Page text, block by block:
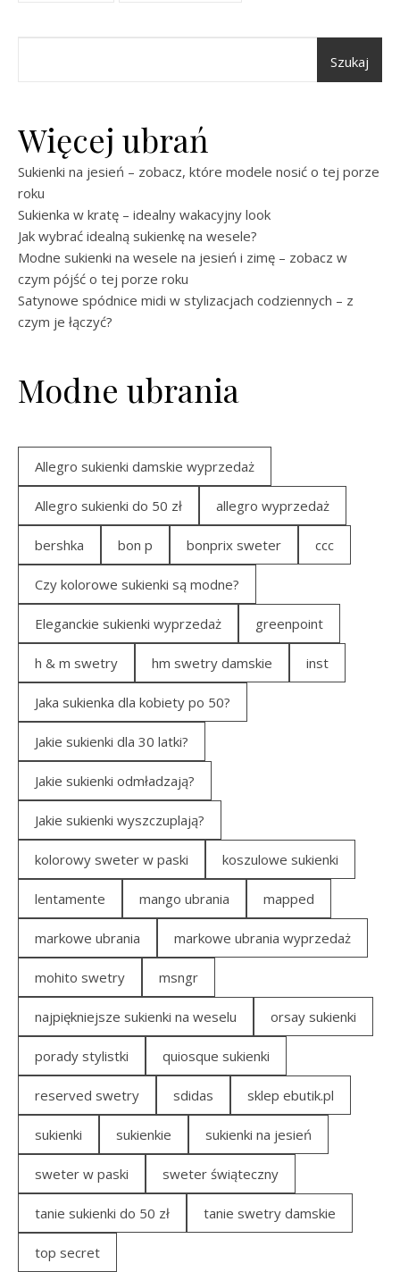
Szukaj
Więcej ubrań
Sukienki na jesień – zobacz, które modele nosić o tej porze
roku
Sukienka w kratę – idealny wakacyjny look
Jak wybrać idealną sukienkę na wesele?
Modne sukienki na wesele na jesień i zimę – zobacz w
czym pójść o tej porze roku
Satynowe spódnice midi w stylizacjach codziennych – z
czym je łączyć?
Modne ubrania
Allegro sukienki damskie wyprzedaż
Allegro sukienki do 50 zł allegro wyprzedaż
bershka bon p bonprix sweter ccc
Czy kolorowe sukienki są modne?
Eleganckie sukienki wyprzedaż greenpoint
h & m swetry hm swetry damskie inst
Jaka sukienka dla kobiety po 50?
Jakie sukienki dla 30 latki?
Jakie sukienki odmładzają?
Jakie sukienki wyszczuplają?
kolorowy sweter w paski koszulowe sukienki
lentamente mango ubrania mapped
markowe ubrania markowe ubrania wyprzedaż
mohito swetry msngr
najpiękniejsze sukienki na weselu orsay sukienki
porady stylistki quiosque sukienki
reserved swetry sdidas sklep ebutik.pl
sukienki sukienkie sukienki na jesień
sweter w paski sweter świąteczny
tanie sukienki do 50 zł tanie swetry damskie
top secret